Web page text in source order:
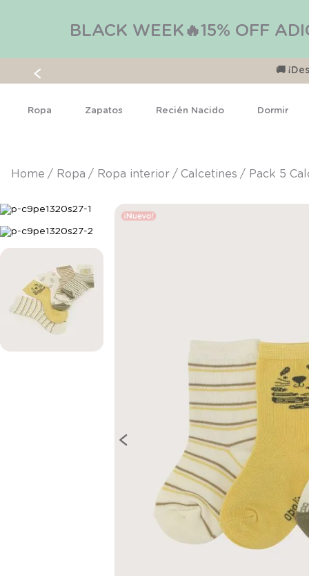
BLACK WEEK🔥15% OFF
🚚
Ropa Zapatos Recién Nacido Dormir
ropa ropa interior calcetines Pack 5